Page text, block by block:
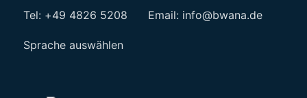
Tel: +49 4826 5208 Email: info@bwana.de
Sprache auswählen